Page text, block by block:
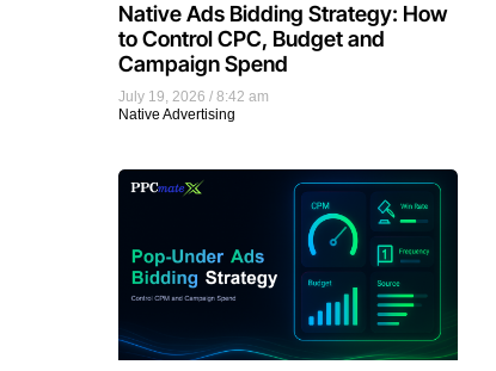
July 19, 2026
8:42 am
Native Advertising
Native Ads Bidding Strategy: How
to Control CPC, Budget and
Campaign Spend